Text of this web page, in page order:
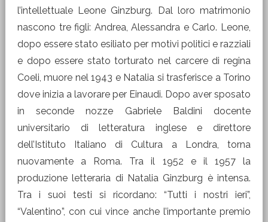
l’intellettuale Leone Ginzburg. Dal loro matrimonio
nascono tre figli: Andrea, Alessandra e Carlo. Leone,
dopo essere stato esiliato per motivi politici e razziali
e dopo essere stato torturato nel carcere di regina
Coeli, muore nel 1943 e Natalia si trasferisce a Torino
dove inizia a lavorare per Einaudi. Dopo aver sposato
in seconde nozze Gabriele Baldini docente
universitario di letteratura inglese e direttore
dell’Istituto Italiano di Cultura a Londra, torna
nuovamente a Roma. Tra il 1952 e il 1957 la
produzione letteraria di Natalia Ginzburg è intensa.
Tra i suoi testi si ricordano: “Tutti i nostri ieri”,
“Valentino”, con cui vince anche l’importante premio